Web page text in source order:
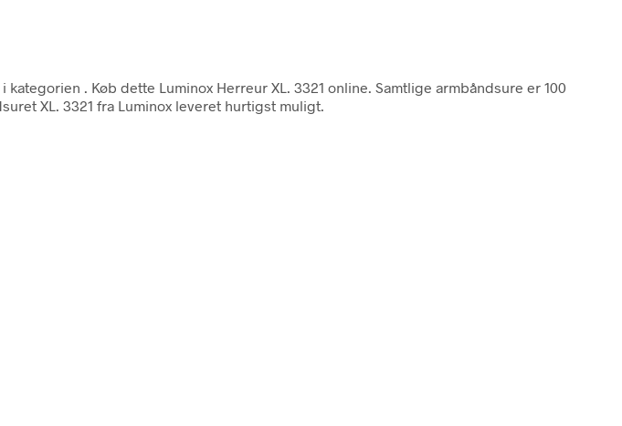
kategorien
. Køb dette Luminox Herreur XL. 3321 online. Samtlige armbåndsure er 100
XL. 3321 fra Luminox leveret hurtigst muligt.